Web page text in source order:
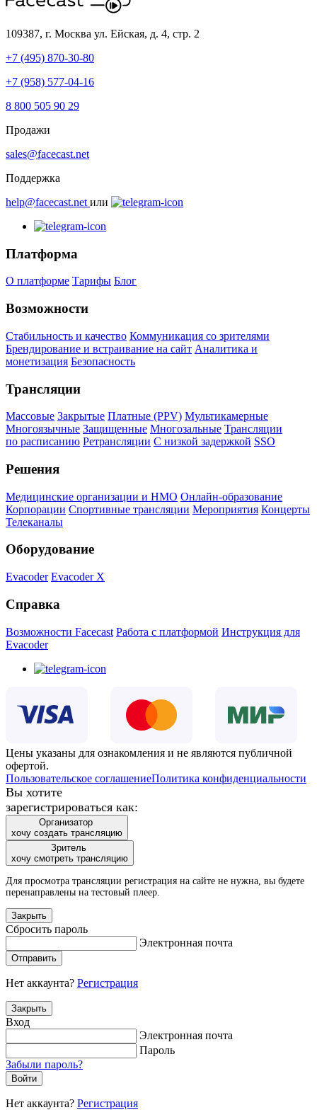
109387, г. Москва ул. Ейская, д. 4, стр. 2
+7 (495) 870-30-80
+7 (958) 577-04-16
8 800 505 90 29
Продажи
sales@facecast.net
Поддержка
help@facecast.net или
Платформа
О платформе Тарифы Блог
Возможности
Стабильность и качество Коммуникация со зрителями
Брендирование и встраивание на сайт Аналитика и
монетизация Безопасность
Трансляции
Массовые Закрытые Платные (PPV) Мультикамерные
Многоязычные Защищенные Многозальные Трансляции
по расписанию Ретрансляции С низкой задержкой SSO
Решения
Медицинские организации и НМО Онлайн-образование
Корпорации Спортивные трансляции Мероприятия Концерты
Телеканалы
Оборудование
Evacoder Evacoder X
Справка
Возможности Facecast Работа с платформой Инструкция для
Evacoder
Цены указаны для ознакомления и не являются публичной
офертой.
Пользовательское соглашениеПолитика конфиденциальности
Вы хотите
зарегистрироваться как:
Организатор
хочу создать трансляцию
Зритель
хочу смотреть трансляцию
Для просмотра трансляции регистрация на сайте не нужна, вы будете
перенаправлены на тестовый плеер.
Закрыть
Сбросить пароль
Электронная почта
Отправить
Нет аккаунта? Регистрация
Закрыть
Вход
Электронная почта
Пароль
Забыли пароль?
Войти
Нет аккаунта? Регистрация